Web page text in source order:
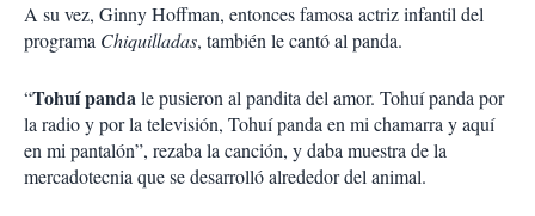
A su vez, Ginny Hoffman, entonces famosa actriz infantil del
programa Chiquilladas, también le cantó al panda.
“Tohuí pandale pusieron al pandita del amor. Tohuí panda por
la radio y por la televisión, Tohuí panda en mi chamarra y aquí
en mi pantalón”, rezaba la canción, y daba muestra de la
mercadotecnia que se desarrolló alrededor del animal.